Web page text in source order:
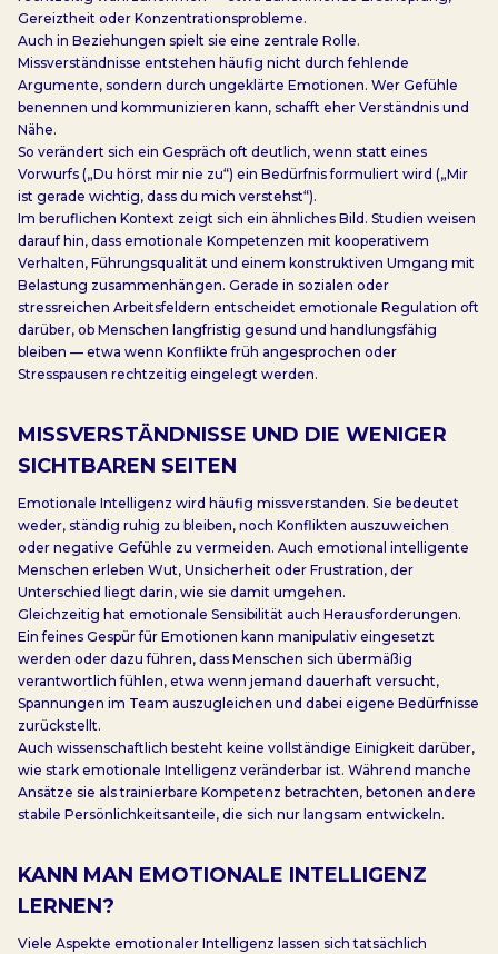
Gereiztheit oder Konzentrationsprobleme.
Auch in Beziehungen spielt sie eine zentrale Rolle.
Missverständnisse entstehen häufig nicht durch fehlende
Argumente, sondern durch ungeklärte Emotionen. Wer Gefühle
benennen und kommunizieren kann, schafft eher Verständnis und
Nähe.
So verändert sich ein Gespräch oft deutlich, wenn statt eines
Vorwurfs („Du hörst mir nie zu“) ein Bedürfnis formuliert wird („Mir
ist gerade wichtig, dass du mich verstehst“).
Im beruflichen Kontext zeigt sich ein ähnliches Bild. Studien weisen
darauf hin, dass emotionale Kompetenzen mit kooperativem
Verhalten, Führungsqualität und einem konstruktiven Umgang mit
Belastung zusammenhängen. Gerade in sozialen oder
stressreichen Arbeitsfeldern entscheidet emotionale Regulation oft
darüber, ob Menschen langfristig gesund und handlungsfähig
bleiben — etwa wenn Konflikte früh angesprochen oder
Stresspausen rechtzeitig eingelegt werden.
MISSVERSTÄNDNISSE UND DIE WENIGER
SICHTBAREN SEITEN
Emotionale Intelligenz wird häufig missverstanden. Sie bedeutet
weder, ständig ruhig zu bleiben, noch Konflikten auszuweichen
oder negative Gefühle zu vermeiden. Auch emotional intelligente
Menschen erleben Wut, Unsicherheit oder Frustration, der
Unterschied liegt darin, wie sie damit umgehen.
Gleichzeitig hat emotionale Sensibilität auch Herausforderungen.
Ein feines Gespür für Emotionen kann manipulativ eingesetzt
werden oder dazu führen, dass Menschen sich übermäßig
verantwortlich fühlen, etwa wenn jemand dauerhaft versucht,
Spannungen im Team auszugleichen und dabei eigene Bedürfnisse
zurückstellt.
Auch wissenschaftlich besteht keine vollständige Einigkeit darüber,
wie stark emotionale Intelligenz veränderbar ist. Während manche
Ansätze sie als trainierbare Kompetenz betrachten, betonen andere
stabile Persönlichkeitsanteile, die sich nur langsam entwickeln.
KANN MAN EMOTIONALE INTELLIGENZ
LERNEN?
Viele Aspekte emotionaler Intelligenz lassen sich tatsächlich